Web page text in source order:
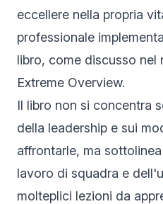
eccellere nella propria
professionale
libro, come discusso nel
Extreme Overview.
Il libro non si concentra
della leadership e sui
affrontarle, ma
lavoro di squadra e
molteplici lezioni da